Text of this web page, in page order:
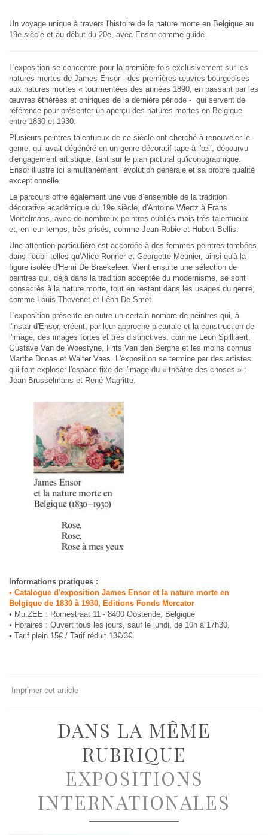
Un voyage unique à travers l'histoire de la nature morte en Belgique au
19e siècle et au début du 20e, avec Ensor comme guide.
L'exposition se concentre pour la première fois exclusivement sur les
natures mortes de James Ensor - des premières œuvres bourgeoises
aux natures mortes « tourmentées des années 1890, en passant par les
œuvres éthérées et oniriques de la dernière période - qui servent de
référence pour présenter un aperçu des natures mortes en Belgique
entre 1830 et 1930.
Plusieurs peintres talentueux de ce siècle ont cherché à renouveler le
genre, qui avait dégénéré en un genre décoratif tape-à-l'œil, dépourvu
d'engagement artistique, tant sur le plan pictural qu'iconographique.
Ensor illustre ici simultanément l'évolution générale et sa propre qualité
exceptionnelle.
Le parcours offre également une vue d’ensemble de la tradition
décorative académique du 19e siècle, d'Antoine Wiertz à Frans
Mortelmans, avec de nombreux peintres oubliés mais très talentueux
et, en leur temps, très prisés, comme Jean Robie et Hubert Bellis.
Une attention particulière est accordée à des femmes peintres tombées
dans l’oubli telles qu’Alice Ronner et Georgette Meunier, ainsi qu'à la
figure isolée d'Henri De Braekeleer. Vient ensuite une sélection de
peintres qui, déjà dans la tradition acceptée du modernisme, se sont
consacrés à la nature morte, tout en restant dans les usages du genre,
comme Louis Thevenet et Léon De Smet.
L'exposition présente en outre un certain nombre de peintres qui, à
l'instar d'Ensor, créent, par leur approche picturale et la construction de
l'image, des images fortes et très distinctives, comme Leon Spilliaert,
Gustave Van de Woestyne, Frits Van den Berghe et les moins connus
Marthe Donas et Walter Vaes. L'exposition se termine par des artistes
qui font exploser l'espace fixe de l'image du « théâtre des choses » :
Jean Brusselmans et René Magritte.
Informations pratiques :
• Catalogue d'exposition James Ensor et la nature morte en
Belgique de 1830 à 1930, Editions Fonds Mercator
• Mu.ZEE : Romestraat 11 - 8400 Oostende, Belgique
• Horaires : Ouvert tous les jours, sauf le lundi, de 10h à 17h30.
• Tarif plein 15€ / Tarif réduit 13€/3€
Imprimer cet article
DANS LA MÊME
RUBRIQUE
EXPOSITIONS
INTERNATIONALES